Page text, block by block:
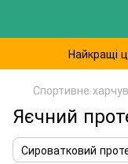
Найкращі
Спортивне
Яєчний
Сироватковий